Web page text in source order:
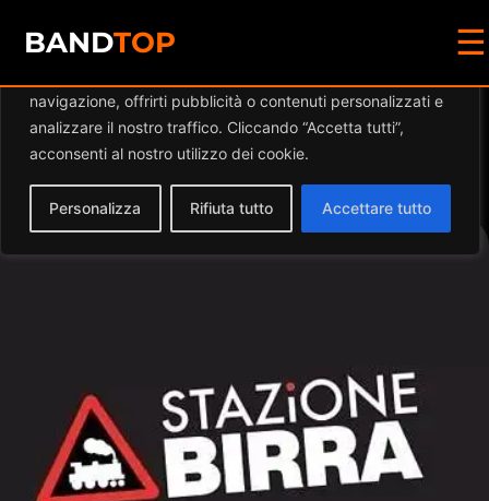
Diamo valore alla tua privacy
navigazione, offrirti pubblicità o contenuti personalizzati e
analizzare il nostro traffico. Cliccando “Accetta tutti”,
acconsenti al nostro utilizzo dei cookie.
Personalizza Rifiuta tutto Accettare tutto
BANDTOP ☰
Events by this
organizer